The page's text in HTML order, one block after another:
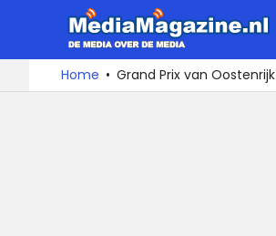
naar
De
media
over
Home Grand Prix van Oostenrijk